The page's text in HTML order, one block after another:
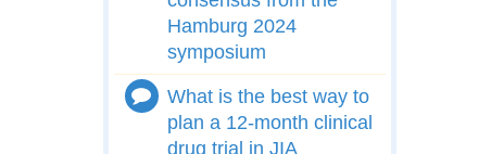
Hamburg 2024
symposium
What is the best way to
plan a 12-month clinical
drug trial in JIA